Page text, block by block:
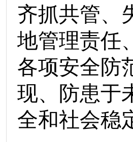
齐抓共管、
地管理责任
各项安全防
现、防患于
全和社会稳